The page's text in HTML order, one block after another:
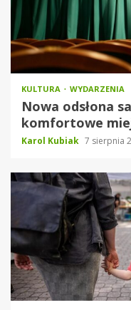
KULTURA WYDARZENIA
Nowa odsłona
komfortowe
Karol Kubiak 7 sierpnia